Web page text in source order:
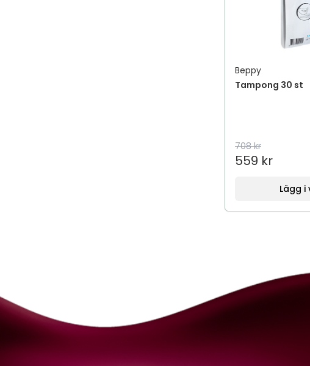
Beppy
Tampong 30 st
708 kr
559 kr
Lägg i